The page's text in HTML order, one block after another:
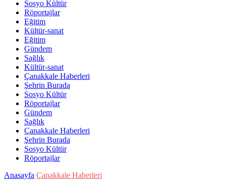
Sosyo Kültür
Röportajlar
Eğitim
Kültür-sanat
Eğitim
Gündem
Sağlık
Kültür-sanat
Çanakkale Haberleri
Şehrin Burada
Sosyo Kültür
Röportajlar
Gündem
Sağlık
Çanakkale Haberleri
Şehrin Burada
Sosyo Kültür
Röportajlar
Anasayfa Çanakkale Haberleri